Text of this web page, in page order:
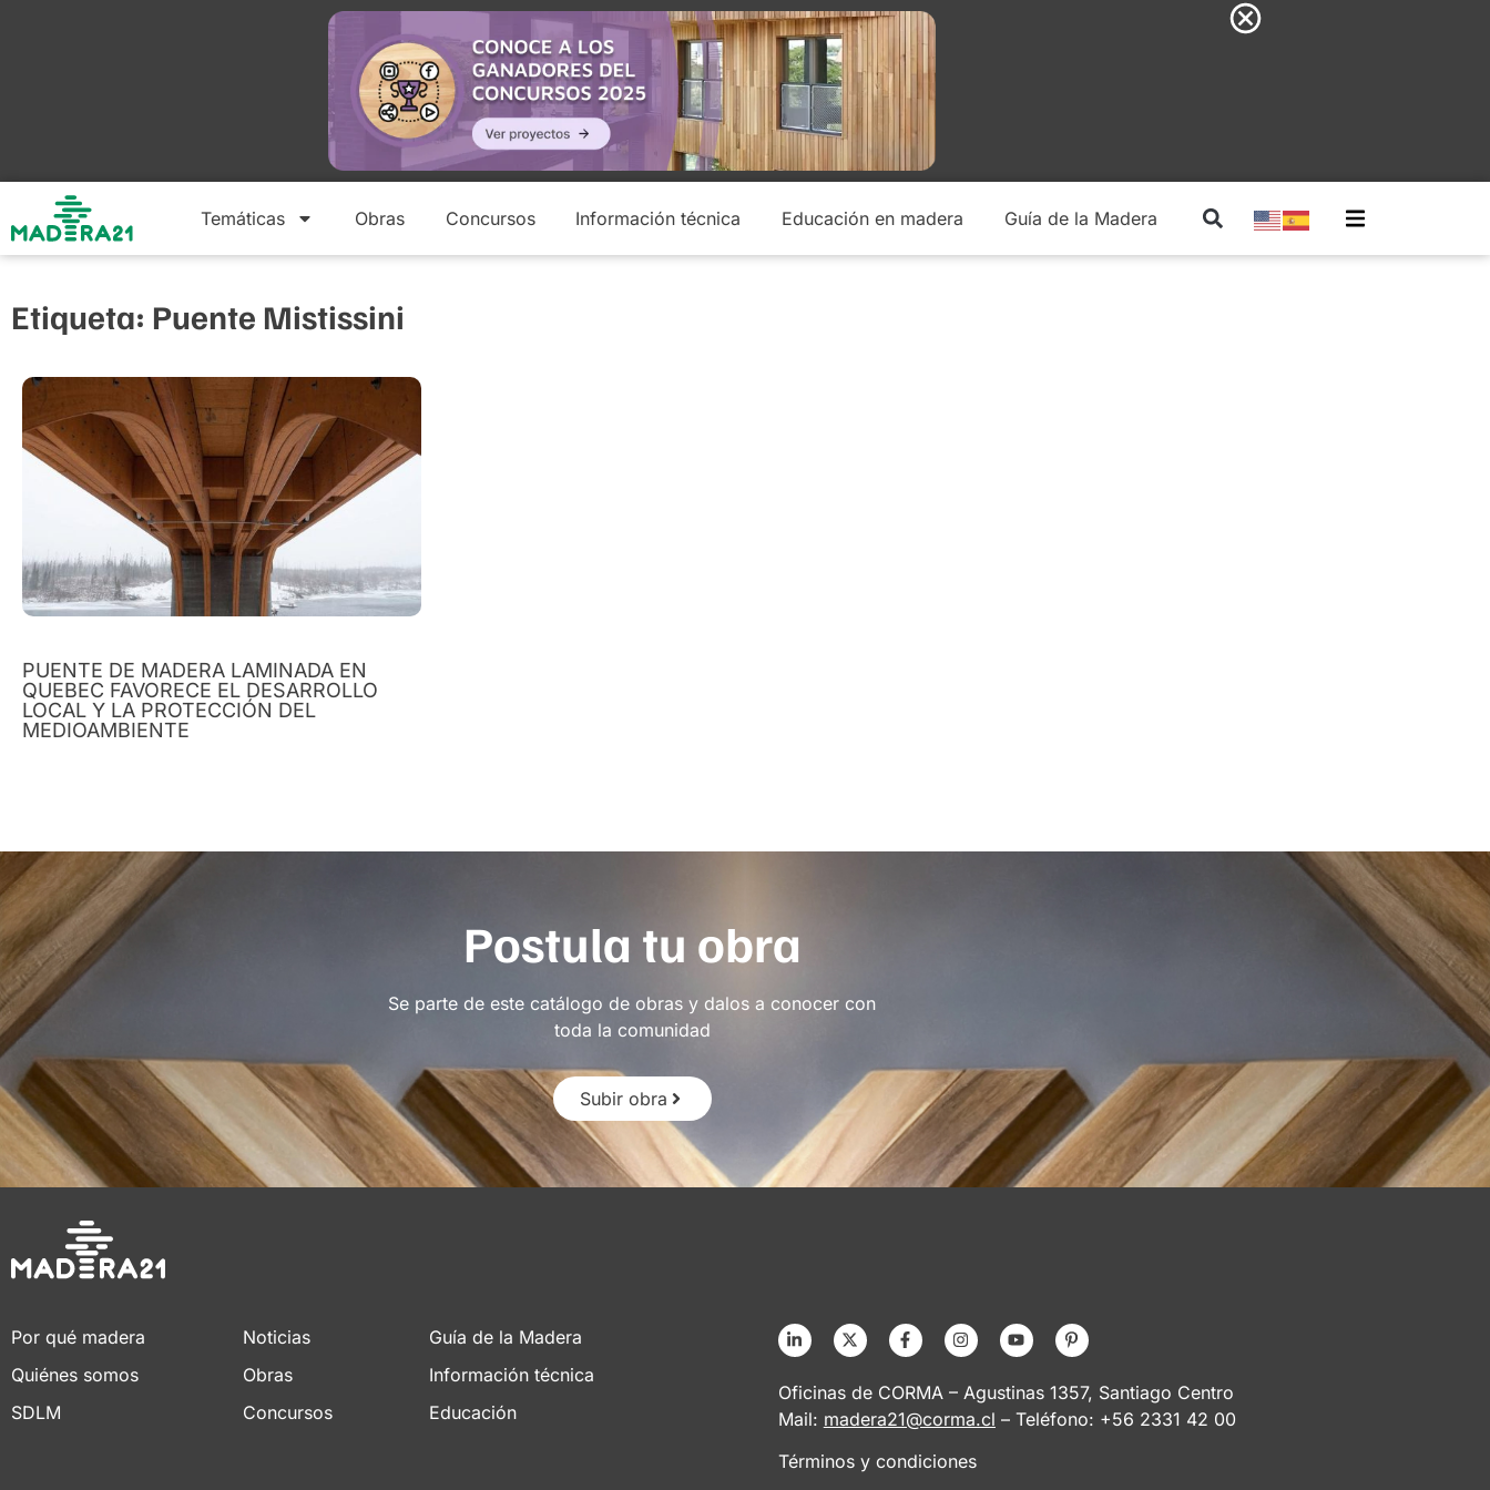
Temáticas Obras Concursos Información técnica Educación en madera Guía de la Madera
Etiqueta: Puente Mistissini
PUENTE DE MADERA LAMINADA EN
QUEBEC FAVORECE EL DESARROLLO
LOCAL Y LA PROTECCIÓN DEL
MEDIOAMBIENTE
Postula tu obra
Se parte de este catálogo de obras y dalos a conocer con
toda la comunidad
Subir obra
Por qué madera
Quiénes somos
SDLM
Noticias
Obras
Concursos
Guía de la Madera
Información técnica
Educación
Oficinas de CORMA – Agustinas 1357, Santiago Centro
Mail: madera21@corma.cl – Teléfono: +56 2331 42 00
Términos y condiciones